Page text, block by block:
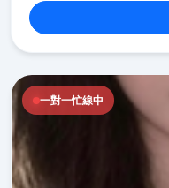
一對一忙線中